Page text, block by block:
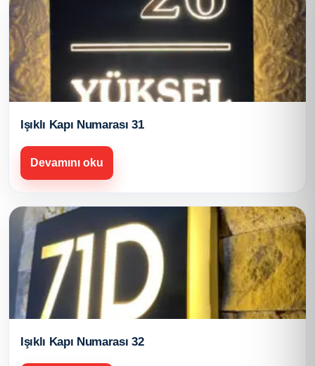
Işıklı Kapı Numarası 31
Devamını oku
Işıklı Kapı Numarası 32